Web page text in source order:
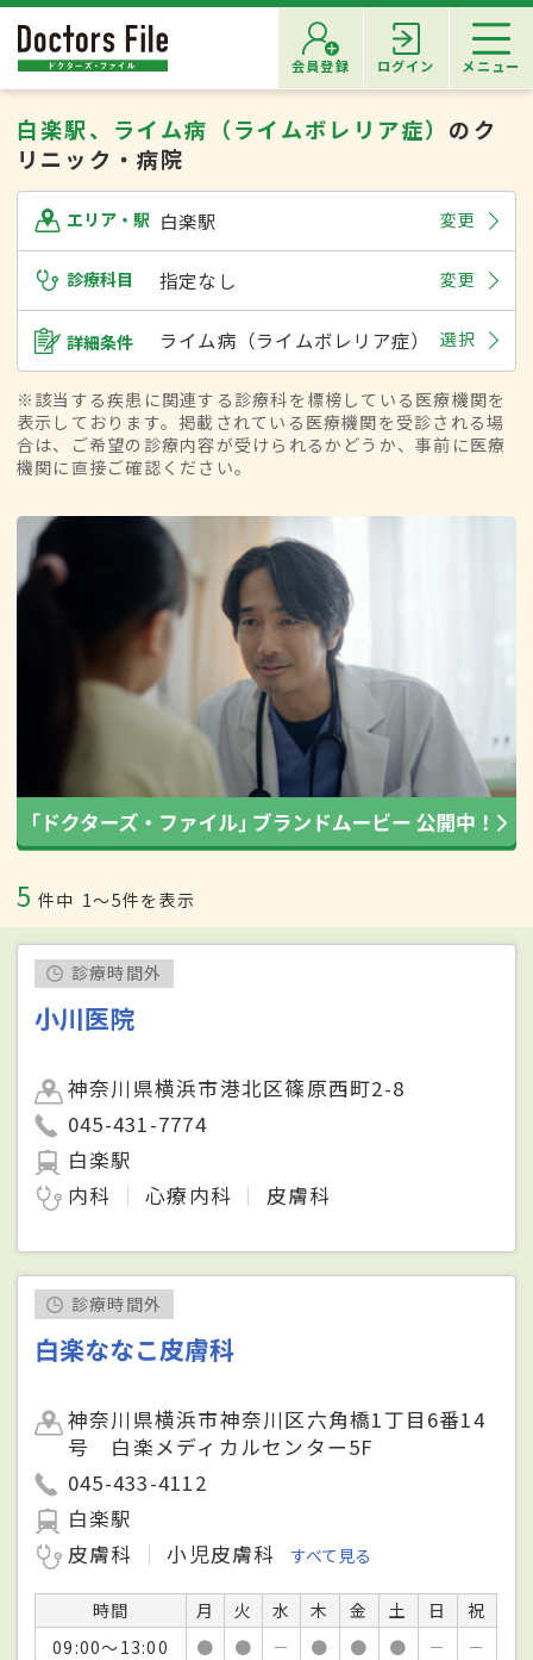
会員登録 ログイン メニュー
白楽駅、ライム病（ライムボレリア症） のク
リニック・病院
エリア・駅 白楽駅 変更
診療科目 指定なし 変更
詳細条件 ライム病（ライムボレリア症） 選択
※該当する疾患に関連する診療科を標榜している医療機関を
表示しております。掲載されている医療機関を受診される場
合は、ご希望の診療内容が受けられるかどうか、事前に医療
機関に直接ご確認ください。
5 件中 1〜5件を表示
診療時間外
小川医院
神奈川県横浜市港北区篠原西町2-8
045-431-7774
白楽駅
内科
心療内科 皮膚科
診療時間外
白楽ななこ皮膚科
神奈川県横浜市神奈川区六角橋1丁目6番14
号 白楽メディカルセンター5F
045-433-4112
白楽駅
皮膚科
小児皮膚科 すべて見る
時間 月 火 水 木 金 土 日
祝
09:00～13:00
● ● － ● ● ● －
－